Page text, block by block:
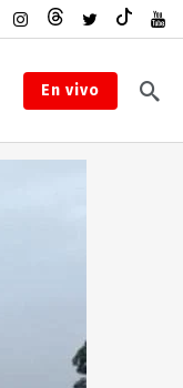
En vivo